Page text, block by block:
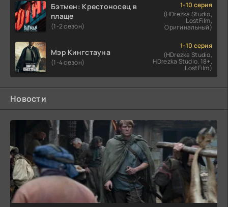
Бэтмен: Крестоносец в
плаще
(1-2 сезон)
1-10 серия
(HDrezka Studio,
LostFilm,
Оригинальный)
Мэр Кингстауна
(1-4 сезон)
1-10 серия
(HDrezka Studio,
HDrezka Studio. 18+,
LostFilm)
Новости